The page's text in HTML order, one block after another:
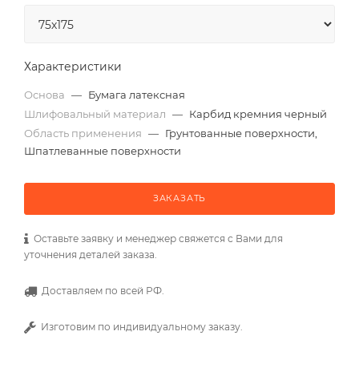
Характеристики
Основа — Бумага латексная
Шлифовальный материал — Карбид кремния черный
Область применения — Грунтованные поверхности,
Шпатлеванные поверхности
ЗАКАЗАТЬ
Оставьте заявку и менеджер свяжется с Вами для
уточнения деталей заказа.
Доставляем по всей РФ.
Изготовим по индивидуальному заказу.